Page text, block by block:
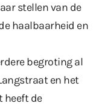
stellen van de
haalbaarheid en
begroting al
en het
heeft de